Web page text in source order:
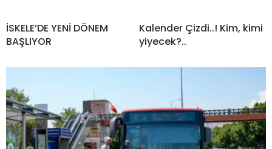
İSKELE’DE YENİ DÖNEM
BAŞLIYOR
Kalender Çizdi..! Kim, kimi
yiyecek?..